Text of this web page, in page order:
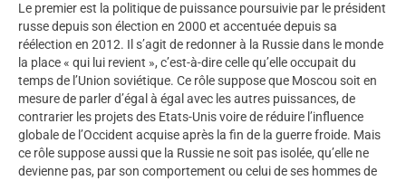
Le premier est la politique de puissance poursuivie par le président
russe depuis son élection en 2000 et accentuée depuis sa
réélection en 2012. Il s’agit de redonner à la Russie dans le monde
la place « qui lui revient », c’est-à-dire celle qu’elle occupait du
temps de l’Union soviétique. Ce rôle suppose que Moscou soit en
mesure de parler d’égal à égal avec les autres puissances, de
contrarier les projets des Etats-Unis voire de réduire l’influence
globale de l’Occident acquise après la fin de la guerre froide. Mais
ce rôle suppose aussi que la Russie ne soit pas isolée, qu’elle ne
devienne pas, par son comportement ou celui de ses hommes de